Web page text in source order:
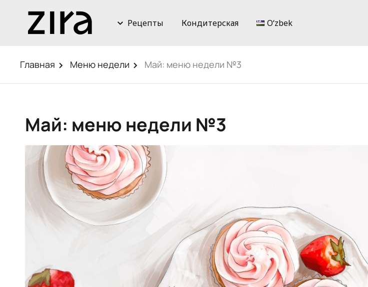
Рецепты Кондитерская Oʻzbek
Главная Меню недели Май: меню недели №3
Май: меню недели №3